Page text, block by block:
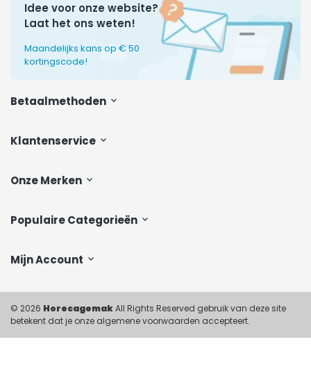
Klantenservice
Onze Merken
Populaire Categorieën
Mijn Account
Idee voor onze website?
Laat het ons weten!
Maandelijks kans op € 50
kortingscode!
Betaalmethoden
© 2026 HorecagemakAll Rights Reserved gebruik van deze site
betekent dat je onze algemene voorwaarden accepteert.